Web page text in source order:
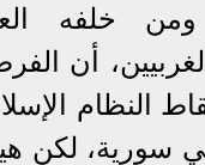
ومن خلفه
أن
النظام
سورية، لكن